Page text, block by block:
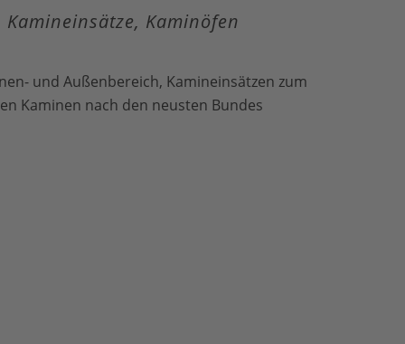
Kaminöfen
und Außenbereich, Kamineinsätzen zum
Kaminen nach den neusten Bundes